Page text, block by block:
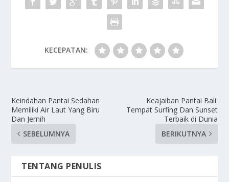
KECEPATAN:
Keindahan Pantai Sedahan
Memiliki Air Laut Yang Biru
Dan Jernih
SEBELUMNYA
Keajaiban Pantai Bali:
Tempat Surfing Dan Sunset
Terbaik di Dunia
BERIKUTNYA
TENTANG PENULIS